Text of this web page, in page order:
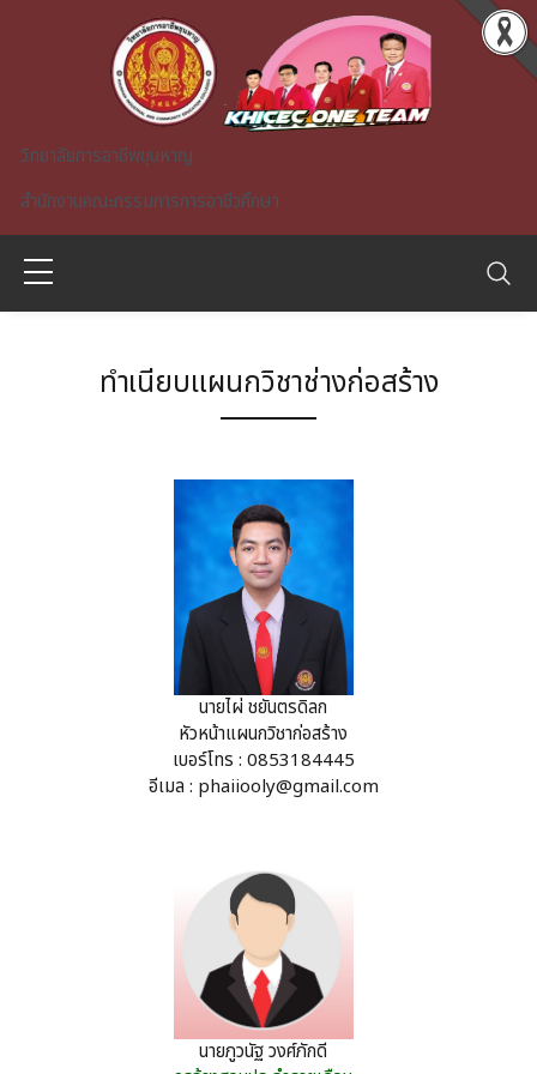
Skip to main content
วิทยาลัยการอาชีพขุนหาญ
สำนักงานคณะกรรมการการอาชีวศึกษา
ทำเนียบแผนกวิชาช่างก่อสร้าง
นายไผ่ ชยันตรดิลก
หัวหน้าแผนกวิชาก่อสร้าง
เบอร์โทร : 0853184445
อีเมล : phaiiooly@gmail.com
นายภูวนัฐ วงศ์ภักดี